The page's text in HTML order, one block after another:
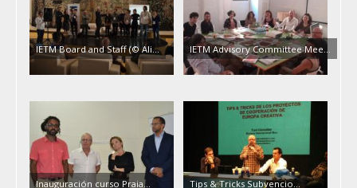
IETM Board and Staff (© Ali... IETM Advisory Committee Mee...
Inauguración curso Praia... Tips & Tricks Subvencio...